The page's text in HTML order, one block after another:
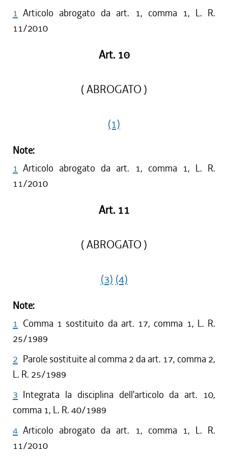
1 Articolo abrogato da art. 1, comma 1, L. R.
11/2010
Art. 10
( ABROGATO )
(1)
Note:
1 Articolo abrogato da art. 1, comma 1, L. R.
11/2010
Art. 11
( ABROGATO )
(3) (4)
Note:
1 Comma 1 sostituito da art. 17, comma 1, L. R.
25/1989
2 Parole sostituite al comma 2 da art. 17, comma 2,
L. R. 25/1989
3 Integrata la disciplina dell'articolo da art. 10,
comma 1, L. R. 40/1989
4 Articolo abrogato da art. 1, comma 1, L. R.
11/2010